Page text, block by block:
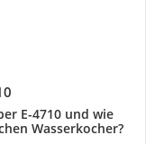
E-4710 und wie
Wasserkocher?